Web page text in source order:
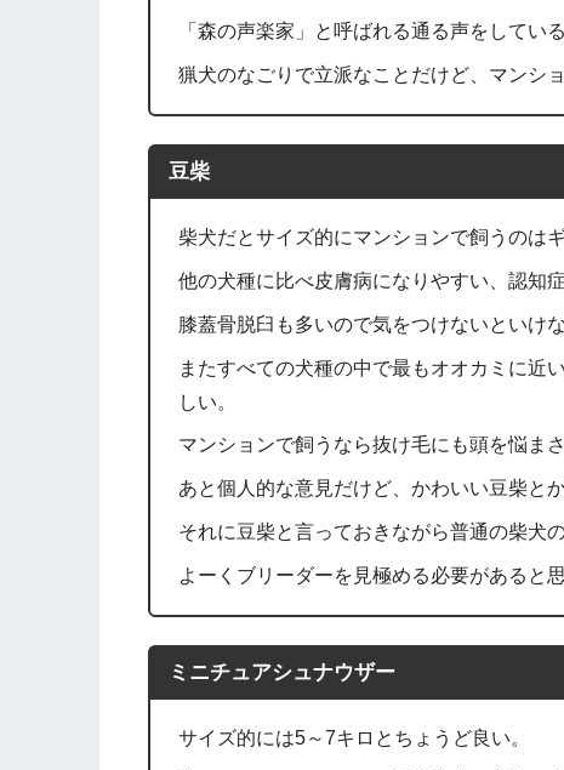
「森の声楽家」と呼ばれる通る声をしている
猟犬のなごりで立派なことだけど、マンシ
豆柴
柴犬だとサイズ的にマンションで飼うのは
他の犬種に比べ皮膚病になりやすい、認知
膝蓋骨脱臼も多いので気をつけないといけな
またすべての犬種の中で最もオオカミに近
しい。
マンションで飼うなら抜け毛にも頭を悩ま
あと個人的な意見だけど、かわいい豆柴と
それに豆柴と言っておきながら普通の柴犬
よーくブリーダーを見極める必要があると思
ミニチュアシュナウザー
サイズ的には5～7キロとちょうど良い。